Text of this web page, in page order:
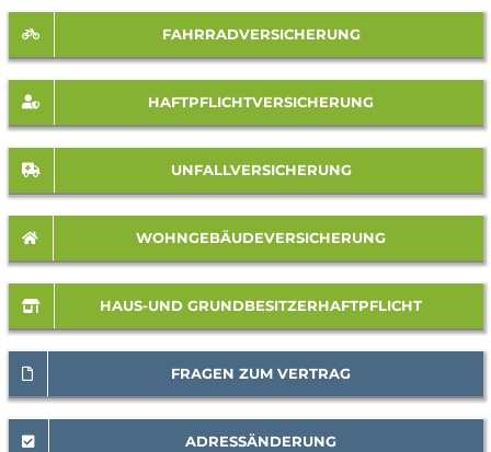
FAHRRADVERSICHERUNG
HAFTPFLICHTVERSICHERUNG
UNFALLVERSICHERUNG
WOHNGEBÄUDEVERSICHERUNG
HAUS-UND GRUNDBESITZERHAFTPFLICHT
FRAGEN ZUM VERTRAG
ADRESSÄNDERUNG